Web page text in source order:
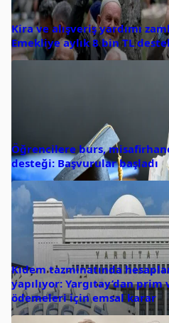
Kira ve alışveriş yardımı
Emekliye aylık 8 bin TL
Öğrencilere burs,
desteği: Başvurular başladı
Kıdem tazminatında
yapılıyor: Yargıtay’dan prim
ödemeleri için emsal karar